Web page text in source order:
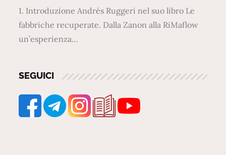
1. Introduzione Andrés Ruggeri nel suo libro Le
fabbriche recuperate. Dalla Zanon alla RiMaflow
un’esperienza…
SEGUICI